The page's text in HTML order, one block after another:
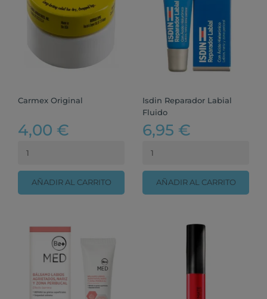
Carmex Original
4,00 €
AÑADIR AL CARRITO
Isdin Reparador Labial
Fluido
6,95 €
AÑADIR AL CARRITO